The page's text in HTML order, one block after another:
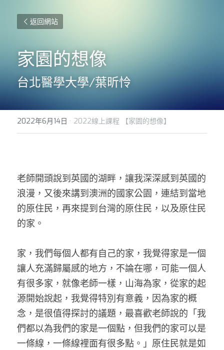
返回網站
家園的想像
台北醫學大學/葉昕怜
2022年6月14日 · 2022線上課程 【家園的想像】
老師開頭說到英國的湖畔，讓我深深感到英國的
浪漫，又後來講到澳洲的國家公園，連結到當地
的原住民，再來提到台灣的原住民，以及原住民
的家。
家，我們每個人都有自己的家，我覺得家是一個
讓人充滿歸屬感的地方，不論在哪，可能一個人
有很多家，就像老師一樣，山海為家，從家的起
源開始說起，我覺得特別有意義，因為家的概
念，是很值得探討的議題，最喜歡老師說的「我
們都以為我們的家是一個點，但我們的家可以是
一條線，一條線裡面有很多點。」原住民就是如